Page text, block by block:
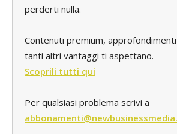
perderti nulla.
Contenuti premium,
tanti altri vantaggi ti aspettano.
Scoprili tutti qui
Per qualsiasi problema scrivi a